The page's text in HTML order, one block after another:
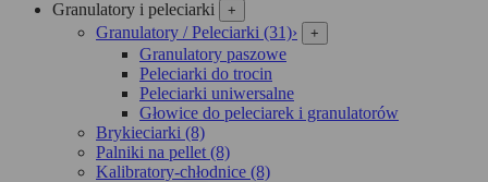
Granulatory i peleciarki +
Granulatory / Peleciarki (31)› +
Granulatory paszowe
Peleciarki do trocin
Peleciarki uniwersalne
Głowice do peleciarek i granulatorów
Brykieciarki (8)
Palniki na pellet (8)
Kalibratory-chłodnice (8)